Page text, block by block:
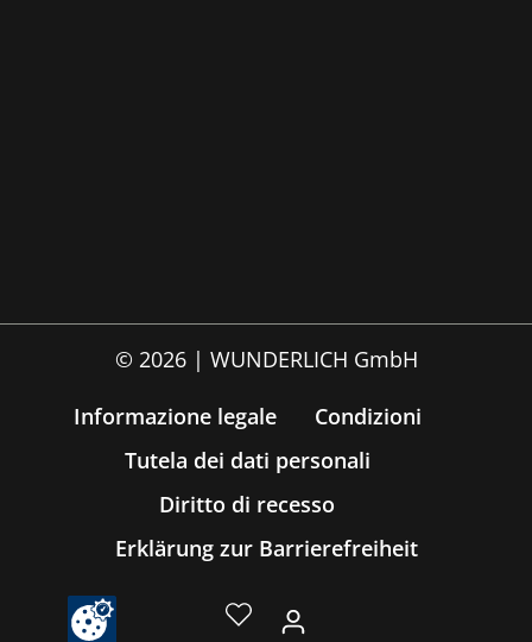
© 2026 | WUNDERLICH GmbH
Informazione legale
Condizioni
Tutela dei dati personali
Diritto di recesso
Erklärung zur Barrierefreiheit